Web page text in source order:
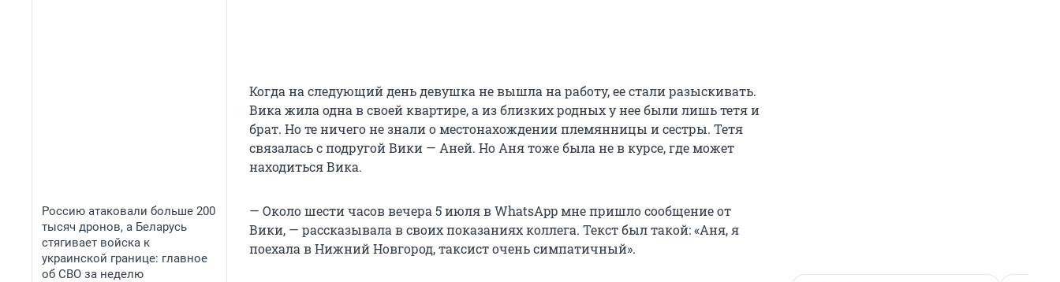
Россию атаковали больше 200
тысяч дронов, а Беларусь
стягивает войска к
украинской границе: главное
об СВО за неделю
Когда на следующий день девушка не вышла на работу, ее стали разыскивать.
Вика жила одна в своей квартире, а из близких родных у нее были лишь тетя и
брат. Но те ничего не знали о местонахождении племянницы и сестры. Тетя
связалась с подругой Вики — Аней. Но Аня тоже была не в курсе, где может
находиться Вика.
— Около шести часов вечера 5 июля в WhatsApp мне пришло сообщение от
Вики, — рассказывала в своих показаниях коллега. Текст был такой: «Аня, я
поехала в Нижний Новгород, таксист очень симпатичный».